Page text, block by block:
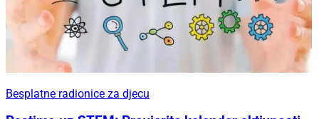
Besplatne radionice za djecu